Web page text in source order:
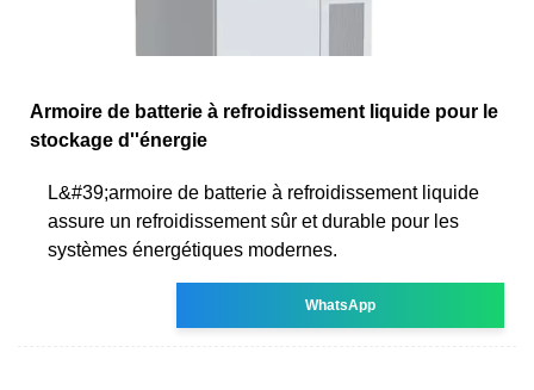
Armoire de batterie à refroidissement liquide pour le
stockage d''énergie
L&#39;armoire de batterie à refroidissement liquide
assure un refroidissement sûr et durable pour les
systèmes énergétiques modernes.
WhatsApp